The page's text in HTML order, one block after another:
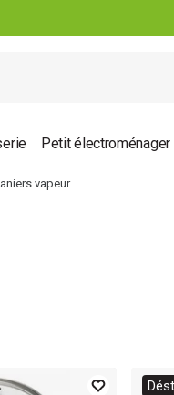
Petit électroménager
vapeur